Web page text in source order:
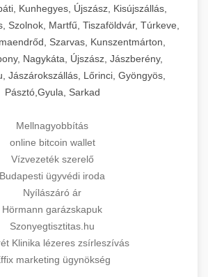
Kunhegyes, Újszász, Kisújszállás,
Szolnok, Martfű, Tiszaföldvár, Túrkeve,
Szarvas, Kunszentmárton,
Nagykáta, Újszász, Jászberény,
Jászárokszállás, Lőrinci, Gyöngyös,
Pásztó,Gyula, Sarkad
Mellnagyobbítás
online bitcoin wallet
Vízvezeték szerelő
Budapesti ügyvédi iroda
Nyílászáró ár
Hörmann garázskapuk
Szonyegtisztitas.hu
Klinika lézeres zsírleszívás
marketing ügynökség